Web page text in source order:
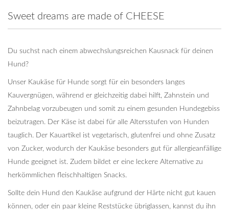
Sweet dreams are made of CHEESE
Du suchst nach einem abwechslungsreichen Kausnack für deinen
Hund?
Unser Kaukäse für Hunde sorgt für ein besonders langes
Kauvergnügen, während er gleichzeitig dabei hilft, Zahnstein und
Zahnbelag vorzubeugen und somit zu einem gesunden Hundegebiss
beizutragen. Der Käse ist dabei für alle Altersstufen von Hunden
tauglich. Der Kauartikel ist vegetarisch, glutenfrei und ohne Zusatz
von Zucker, wodurch der Kaukäse besonders gut für allergieanfällige
Hunde geeignet ist. Zudem bildet er eine leckere Alternative zu
herkömmlichen fleischhaltigen Snacks.
Sollte dein Hund den Kaukäse aufgrund der Härte nicht gut kauen
können, oder ein paar kleine Reststücke übriglassen, kannst du ihn